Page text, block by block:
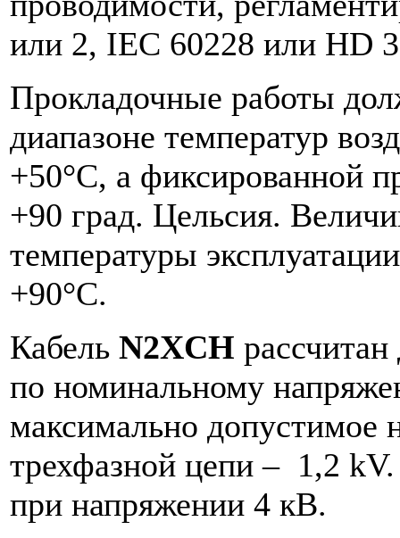
или 2, IEC 60228 или HD
Прокладочные работы
диапазоне температур
+50°C, а фиксированной
+90 град. Цельсия.
температуры
+90°C.
Кабель N2XCH
по номинальному
максимально допустимое
трехфазной цепи – 1,2
при напряжении 4 кВ.